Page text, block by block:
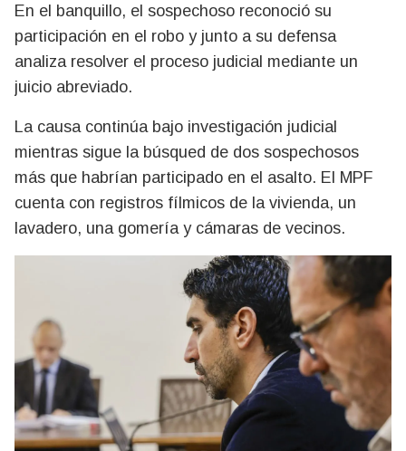
En el banquillo, el sospechoso reconoció su
participación en el robo y junto a su defensa
analiza resolver el proceso judicial mediante un
juicio abreviado.
La causa continúa bajo investigación judicial
mientras sigue la búsqued de dos sospechosos
más que habrían participado en el asalto. El MPF
cuenta con registros fílmicos de la vivienda, un
lavadero, una gomería y cámaras de vecinos.